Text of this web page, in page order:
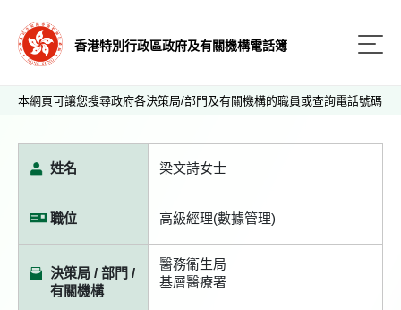
香港特別行政區政府及有關機構電話簿
本網頁可讓您搜尋政府各決策局/部門及有關機構的職員或查詢電話號碼
姓名 梁文詩女士
職位 高級經理(數據管理)
決策局 / 部門 /
有關機構
醫務衞生局
基層醫療署